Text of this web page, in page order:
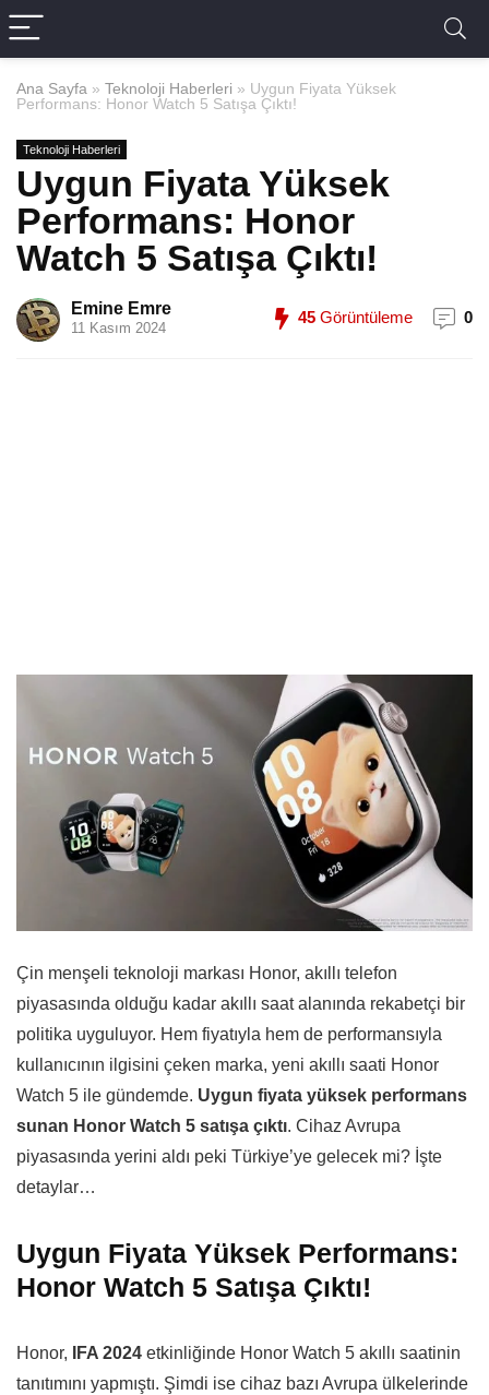
Ana Sayfa » Teknoloji Haberleri » Uygun Fiyata Yüksek
Performans: Honor Watch 5 Satışa Çıktı!
Teknoloji Haberleri
Uygun Fiyata Yüksek
Performans: Honor
Watch 5 Satışa Çıktı!
Emine Emre
11 Kasım 2024
45 Görüntüleme 0
Çin menşeli teknoloji markası Honor, akıllı telefon
piyasasında olduğu kadar akıllı saat alanında rekabetçi bir
politika uyguluyor. Hem fiyatıyla hem de performansıyla
kullanıcının ilgisini çeken marka, yeni akıllı saati Honor
Watch 5 ile gündemde. Uygun fiyata yüksek performans
sunan Honor Watch 5 satışa çıktı. Cihaz Avrupa
piyasasında yerini aldı peki Türkiye’ye gelecek mi? İşte
detaylar…
Uygun Fiyata Yüksek Performans:
Honor Watch 5 Satışa Çıktı!
Honor, IFA 2024 etkinliğinde Honor Watch 5 akıllı saatinin
tanıtımını yapmıştı. Şimdi ise cihaz bazı Avrupa ülkelerinde